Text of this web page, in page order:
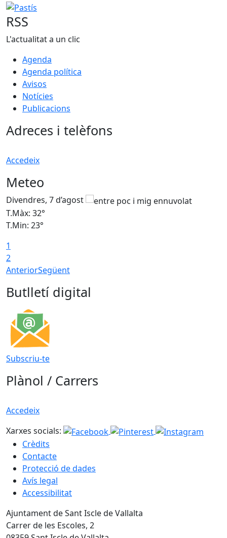
Pastís
RSS
L'actualitat a un clic
Agenda
Agenda política
Avisos
Notícies
Publicacions
Adreces i telèfons
Accedeix
Meteo
Divendres, 7 d’agost
T.Màx: 32°
T.Min: 23°
1
2
AnteriorSegüent
Butlletí digital
Subscriu-te
Plànol / Carrers
Accedeix
Xarxes socials:
Crèdits
Contacte
Protecció de dades
Avís legal
Accessibilitat
Ajuntament de Sant Iscle de Vallalta
Carrer de les Escoles, 2